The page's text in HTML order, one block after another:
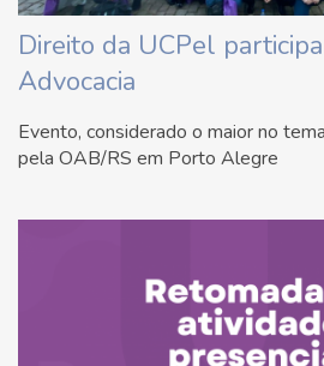
Direito da UCPel
Advocacia
Evento, considerado o maior no
pela OAB/RS em Porto Alegre